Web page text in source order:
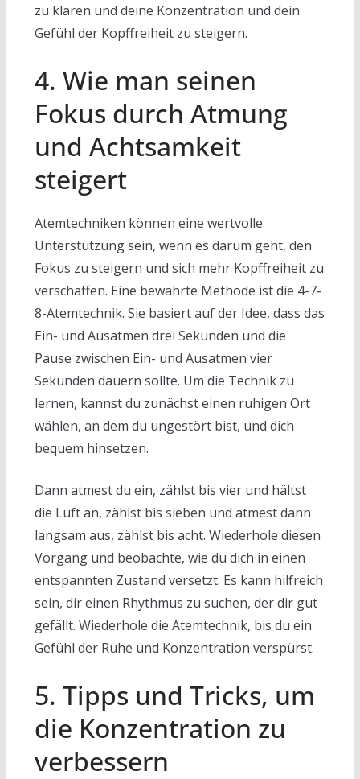
zu klären und deine Konzentration und dein
Gefühl der Kopffreiheit zu steigern.
4. Wie man seinen
Fokus durch Atmung
und Achtsamkeit
steigert
Atemtechniken können eine wertvolle
Unterstützung sein, wenn es darum geht, den
Fokus zu steigern und sich mehr Kopffreiheit zu
verschaffen. Eine bewährte Methode ist die 4-7-
8-Atemtechnik. Sie basiert auf der Idee, dass das
Ein- und Ausatmen drei Sekunden und die
Pause zwischen Ein- und Ausatmen vier
Sekunden dauern sollte. Um die Technik zu
lernen, kannst du zunächst einen ruhigen Ort
wählen, an dem du ungestört bist, und dich
bequem hinsetzen.
Dann atmest du ein, zählst bis vier und hältst
die Luft an, zählst bis sieben und atmest dann
langsam aus, zählst bis acht. Wiederhole diesen
Vorgang und beobachte, wie du dich in einen
entspannten Zustand versetzt. Es kann hilfreich
sein, dir einen Rhythmus zu suchen, der dir gut
gefällt. Wiederhole die Atemtechnik, bis du ein
Gefühl der Ruhe und Konzentration verspürst.
5. Tipps und Tricks, um
die Konzentration zu
verbessern